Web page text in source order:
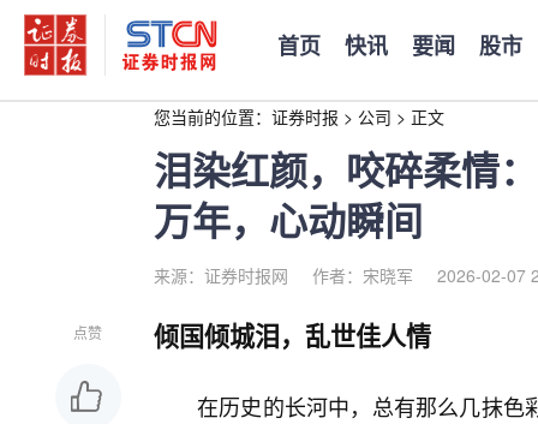
首页 快讯 要闻 股市
您当前的位置： 证券时报 > 公司 > 正文
泪染红颜，咬碎柔情
万年，心动瞬间
来源：证券时报网 作者：宋晓军 2026-02-07
点赞 倾国倾城泪，乱世佳人情
在历史的长河中，总有那么几抹色